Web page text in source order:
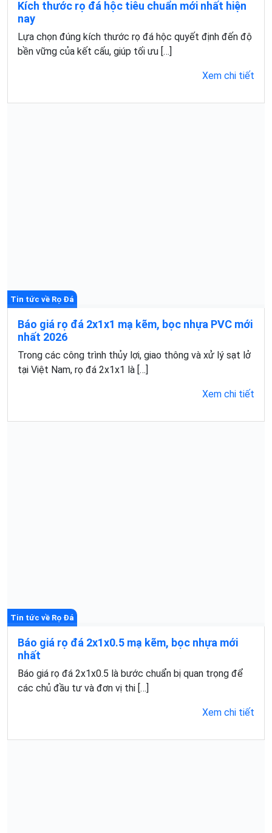
Kích thước rọ đá hộc tiêu chuẩn mới nhất hiện
nay
Lựa chọn đúng kích thước rọ đá hộc quyết định đến độ
bền vững của kết cấu, giúp tối ưu […]
Xem chi tiết
Tin tức về Rọ Đá
Báo giá rọ đá 2x1x1 mạ kẽm, bọc nhựa PVC mới
nhất 2026
Trong các công trình thủy lợi, giao thông và xử lý sạt lở
tại Việt Nam, rọ đá 2x1x1 là […]
Xem chi tiết
Tin tức về Rọ Đá
Báo giá rọ đá 2x1x0.5 mạ kẽm, bọc nhựa mới
nhất
Báo giá rọ đá 2x1x0.5 là bước chuẩn bị quan trọng để
các chủ đầu tư và đơn vị thi […]
Xem chi tiết